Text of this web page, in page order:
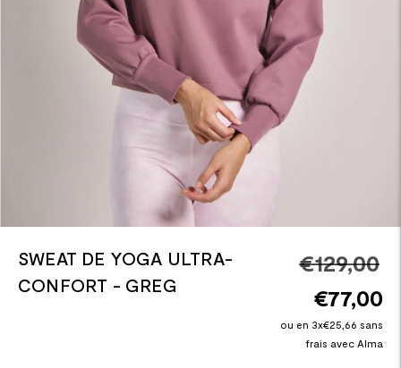
SWEAT DE YOGA ULTRA-
CONFORT - GREG
€129,00
€77,00
ou en 3x€25,66 sans
frais avec Alma